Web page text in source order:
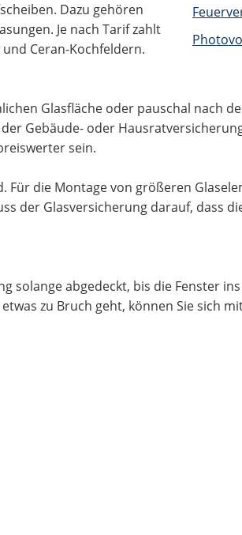
Dazu gehören
Je nach Tarif zahlt
Ceran-Kochfeldern.
Glasfläche oder pauschal nach
Gebäude- oder
sein.
Für die Montage von größeren
der Glasversicherung darauf, dass
solange abgedeckt, bis die Fenster
zu Bruch geht, können Sie sich